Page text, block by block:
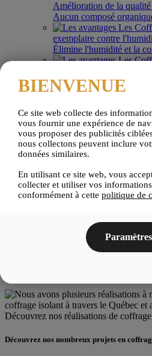
Amélioration de la
Aucun composé
exemplaire contre
Élimine l'humidité et la
Résistance de 4 heures et
Contact
Les
Isolants.com
Découvrez nos nombreux projets en
BIENVENUE
Ce site web collecte des
vous fournir une expérience de
vous proposer des publicités
nous collectons peuvent inclure
données similaires.
En utilisant ce site web, vous
collecter et utiliser vos
conformément à cette politique de
Paramètres